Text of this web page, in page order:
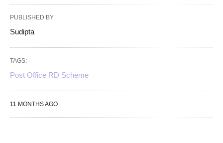
PUBLISHED BY
Sudipta
TAGS:
Post Office RD Scheme
11 MONTHS AGO